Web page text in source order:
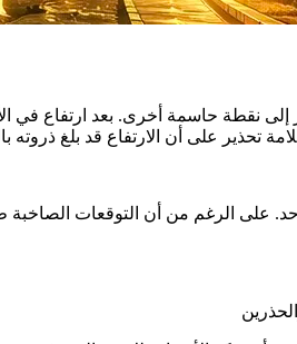
تحذير على أن الارتفاع قد بلغ ذروته
على الرغم من أن التوقعات الصاخبة